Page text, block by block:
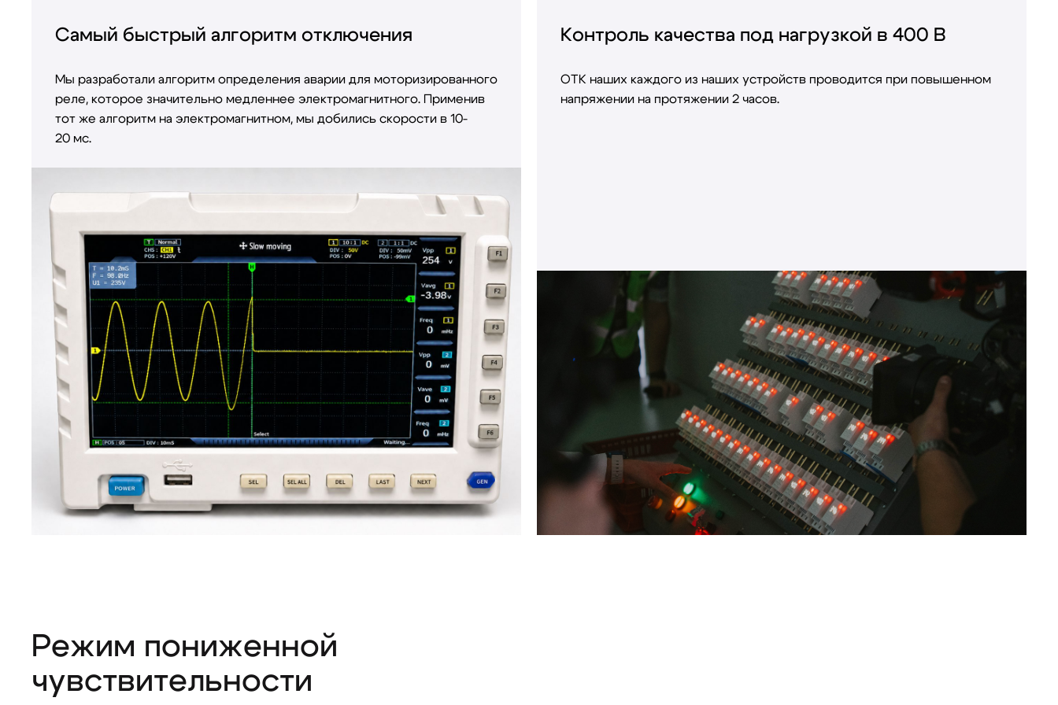
Самый быстрый алгоритм отключения
Мы разработали алгоритм определения аварии для моторизированного
реле, которое значительно медленнее электромагнитного. Применив
тот же алгоритм на электромагнитном, мы добились скорости в 10-
20 мс.
Контроль качества под нагрузкой в 400 В
ОТК наших каждого из наших устройств проводится при повышенном
напряжении на протяжении 2 часов.
Режим пониженной
чувствительности